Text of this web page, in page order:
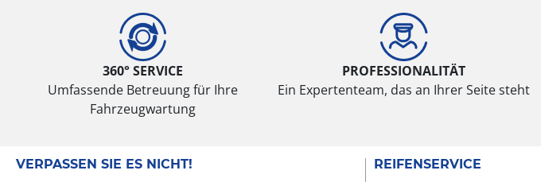
360° SERVICE
Umfassende Betreuung für Ihre
Fahrzeugwartung
PROFESSIONALITÄT
Ein Expertenteam, das an Ihrer Seite steht
VERPASSEN SIE ES NICHT! REIFENSERVICE